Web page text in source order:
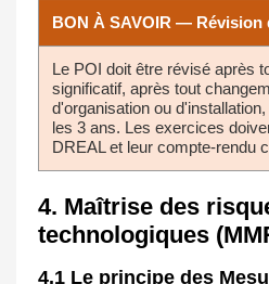
BON À SAVOIR — Révision
Le POI doit être révisé après
significatif, après tout
d'organisation ou
les 3 ans. Les exercices
DREAL et leur compte-rendu
4. Maîtrise des
technologiques
4.1 Le principe des